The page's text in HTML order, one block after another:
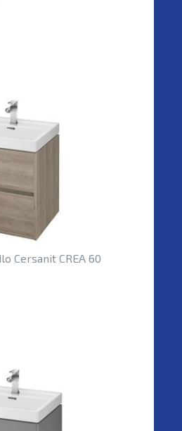
Cersanit CREA 60